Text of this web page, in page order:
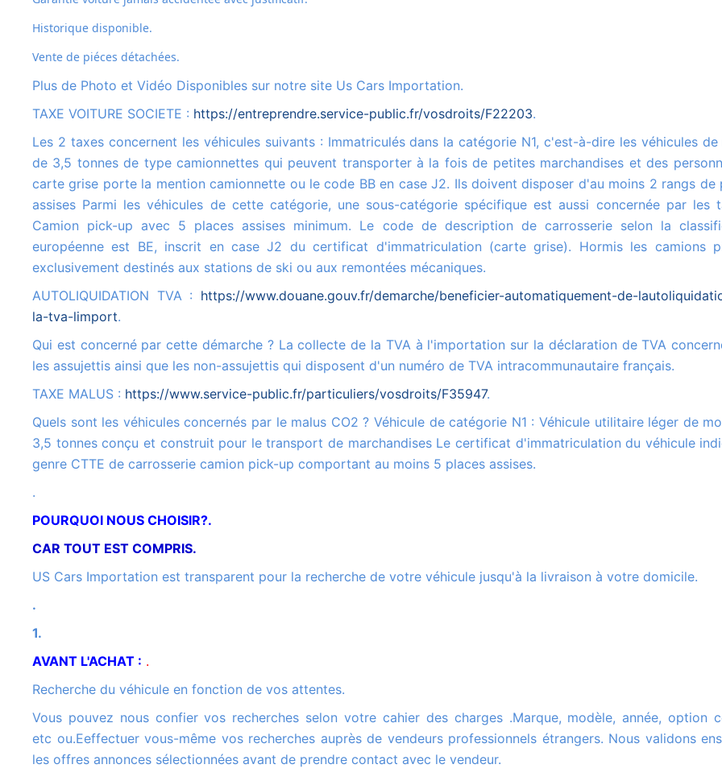
Historique disponible.
Vente de piéces détachées.
Plus de Photo et Vidéo Disponibles sur notre site Us Cars Importation.
TAXE VOITURE SOCIETE : https://entreprendre.service-public.fr/vosdroits/F22203.
Les 2 taxes concernent les véhicules suivants : Immatriculés dans la catégorie N1, c'est-à-dire les véhicules de moins
de 3,5 tonnes de type camionnettes qui peuvent transporter à la fois de petites marchandises et des
carte grise porte la mention camionnette ou le code BB en case J2. Ils doivent disposer d'au moins 2 rangs de
assises Parmi les véhicules de cette catégorie, une sous-catégorie spécifique est aussi concernée par les
Camion pick-up avec 5 places assises minimum. Le code de description de carrosserie selon la
européenne est BE, inscrit en case J2 du certificat d'immatriculation (carte grise). Hormis les camions
exclusivement destinés aux stations de ski ou aux remontées mécaniques.
AUTOLIQUIDATION TVA : https://www.douane.gouv.fr/demarche/beneficier-automatiquement-de-
la-tva-limport.
Qui est concerné par cette démarche ? La collecte de la TVA à l'importation sur la déclaration de TVA concerne tous
les assujettis ainsi que les non-assujettis qui disposent d'un numéro de TVA intracommunautaire français.
TAXE MALUS : https://www.service-public.fr/particuliers/vosdroits/F35947.
Quels sont les véhicules concernés par le malus CO2 ? Véhicule de catégorie N1 : Véhicule utilitaire léger de moins de
3,5 tonnes conçu et construit pour le transport de marchandises Le certificat d'immatriculation du véhicule
genre CTTE de carrosserie camion pick-up comportant au moins 5 places assises.
.
POURQUOI NOUS CHOISIR?.
CAR TOUT EST COMPRIS.
US Cars Importation est transparent pour la recherche de votre véhicule jusqu'à la livraison à votre domicile.
.
1.
AVANT L'ACHAT : .
Recherche du véhicule en fonction de vos attentes.
Vous pouvez nous confier vos recherches selon votre cahier des charges .Marque, modèle, année, option couleur
etc ou.Eeffectuer vous-même vos recherches auprès de vendeurs professionnels étrangers. Nous validons
les offres annonces sélectionnées avant de prendre contact avec le vendeur.